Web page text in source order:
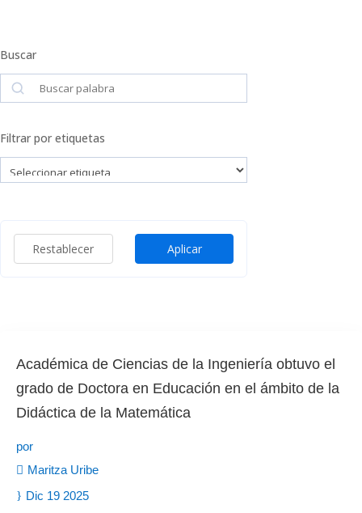
Buscar
Buscar
Filtrar por etiquetas
Aplicar
Restablecer
Académica de Ciencias de la Ingeniería obtuvo el
grado de Doctora en Educación en el ámbito de la
Didáctica de la Matemática
por
Maritza Uribe
Dic 19 2025